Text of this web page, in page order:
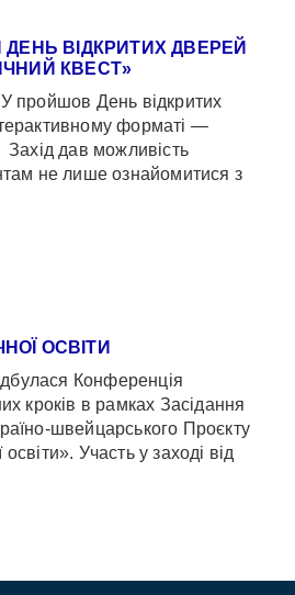
ДЕНЬ ВІДКРИТИХ ДВЕРЕЙ
КВЕСТ»
пройшов День відкритих
форматі —
дав можливість
не лише ознайомитися з
ОСВІТИ
Конференція
кроків в рамках Засідання
швейцарського Проєкту
Участь у заході від